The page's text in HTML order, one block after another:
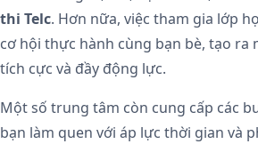
thi Telc. Hơn nữa, việc tham gia lớp
cơ hội thực hành cùng bạn bè, tạo ra
tích cực và đầy động lực.
Một số trung tâm còn cung cấp các
bạn làm quen với áp lực thời gian và